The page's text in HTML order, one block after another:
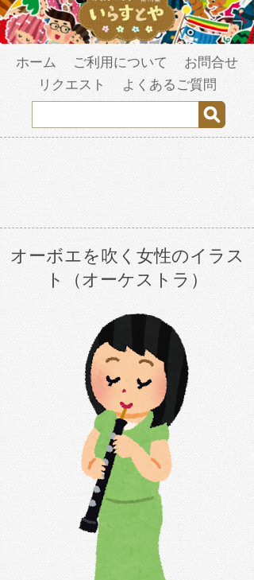
ホーム ご利用について
お問合せ
リクエスト
よくあるご質問
オーボエを吹く女性のイラス
ト（オーケストラ）